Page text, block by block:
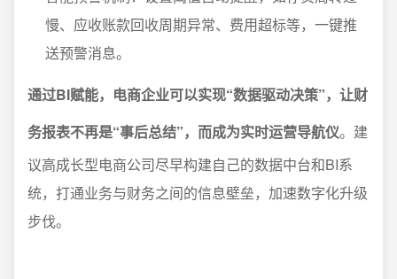
慢、应收账款回收周期异常、费用超标等，一键推
送预警消息。
通过BI赋能，电商企业可以实现“数据驱动决策”，让财
务报表不再是“事后总结”，而成为实时运营导航仪。建
议高成长型电商公司尽早构建自己的数据中台和BI系
统，打通业务与财务之间的信息壁垒，加速数字化升级
步伐。